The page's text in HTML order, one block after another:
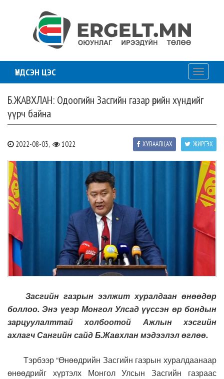
ҮНДСЭН ЦЭС
Toggle
Б.ЖАВХЛАН: Одоогийн Засгийн газар өрийн хүндийг
үүрч байна
2022-08-03, 1022 ЖИРГЭХ
ХУВААЛЦАХ
Засгийн газрын ээлжит хуралдаан өнөөдөр
боллоо. Энэ үеэр Монгол Улсад үүссэн өр бондын
зарцуулалттай холбоотой Ажлын хэсгийн
ахлагч Сангийн сайд Б.Жавхлан мэдээлэл өглөө.
Тэрбээр “Өнөөдрийн Засгийн газрын хуралдаанаар
өнөөдрийг хүртэлх Монгол Улсын Засгийн газраас